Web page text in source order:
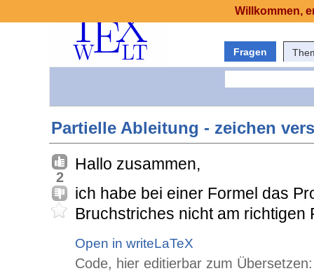
Fragen
Partielle Ableitung - zeichen
2
Hallo zusammen,
ich habe bei einer Formel das
Bruchstriches nicht am richtigen
Open in writeLaTeX
Code, hier editierbar zum Übersetzen:
Willkommen,